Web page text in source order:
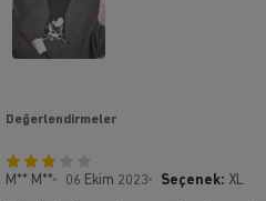
Değerlendirmeler
M** M** 06 Ekim 2023 Seçenek: XL